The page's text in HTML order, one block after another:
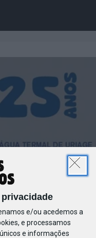
e/ou acedemos a
e processamos
e informações